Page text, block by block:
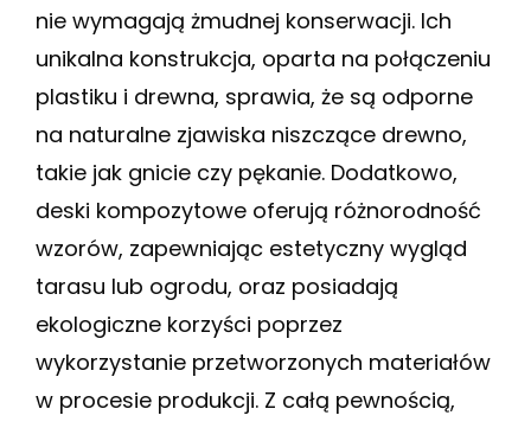
nie wymagają żmudnej konserwacji. Ich
unikalna konstrukcja, oparta na połączeniu
plastiku i drewna, sprawia, że są odporne
na naturalne zjawiska niszczące drewno,
takie jak gnicie czy pękanie. Dodatkowo,
deski kompozytowe oferują różnorodność
wzorów, zapewniając estetyczny wygląd
tarasu lub ogrodu, oraz posiadają
ekologiczne korzyści poprzez
wykorzystanie przetworzonych materiałów
w procesie produkcji. Z całą pewnością,